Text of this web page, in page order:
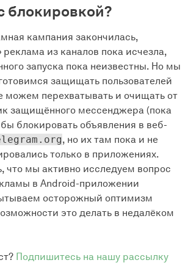
блокировкой?
кампания закончилась,
из каналов пока исчезла,
запуска пока неизвестны. Но мы
защищать пользователей
можем перехватывать и очищать от
защищённого мессенджера (пока
блокировать объявления в веб-
, но их там пока и не
только в приложениях.
что мы активно исследуем вопрос
в Android-приложении
осторожный оптимизм
это делать в недалёком
Подпишитесь на нашу рассылку